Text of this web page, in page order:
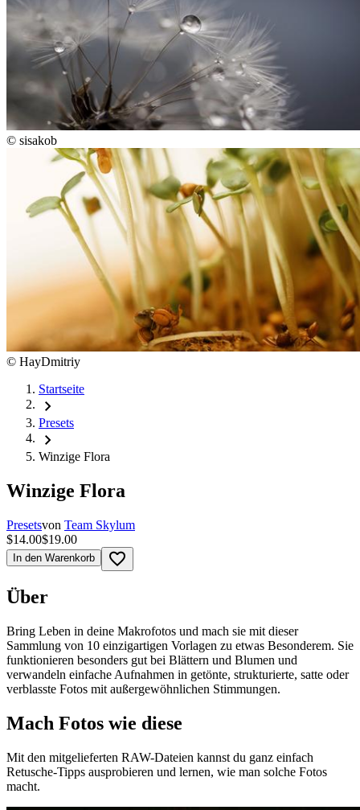
© sisakob
© HayDmitriy
Startseite
chevron_right
Presets
chevron_right
Winzige Flora
Winzige Flora
Presetsvon Team Skylum
$14.00$19.00
In den Warenkorb favorite_border
Über
Bring Leben in deine Makrofotos und mach sie mit dieser
Sammlung von 10 einzigartigen Vorlagen zu etwas Besonderem. Sie
funktionieren besonders gut bei Blättern und Blumen und
verwandeln einfache Aufnahmen in getönte, strukturierte, satte oder
verblasste Fotos mit außergewöhnlichen Stimmungen.
Mach Fotos wie diese
Mit den mitgelieferten RAW-Dateien kannst du ganz einfach
Retusche-Tipps ausprobieren und lernen, wie man solche Fotos
macht.